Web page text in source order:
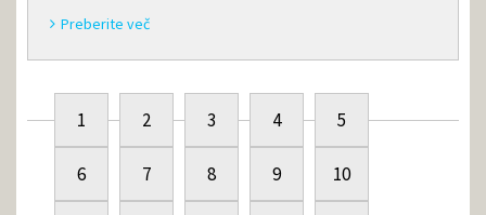
Preberite več
1 2 3 4 5
6 7 8 9 10